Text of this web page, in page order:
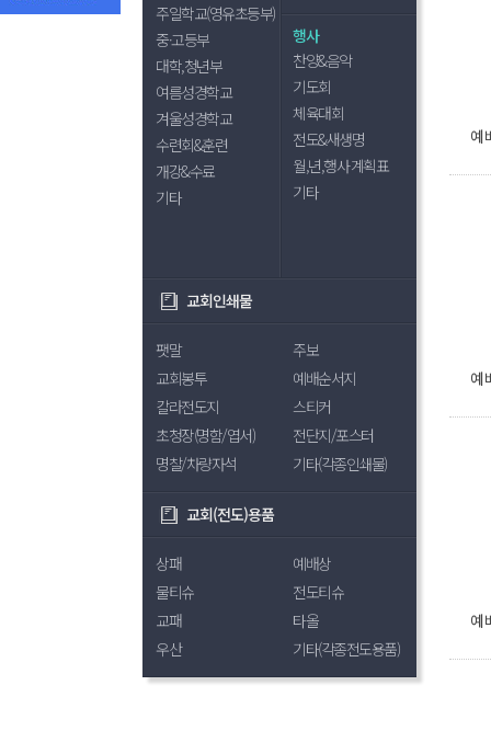
주일학교(영유초등부)
중·고등부
대학,청년부
여름성경학교
겨울성경학교
수련회&훈련
개강&수료
기타
행사
찬양&음악
기도회
체육대회
전도&새생명
월,년,행사 계획표
기타
교회인쇄물
팻말
주보
교회봉투
예배순서지
칼라전도지
스티커
초청장(명함/엽서)
전단지/포스터
명찰/차량자석
기타(각종인쇄물)
교회(전도)용품
상패
예배상
물티슈
전도티슈
교패
타올
우산
기타(각종전도용품)
예
예
예